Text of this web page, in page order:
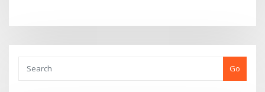
Go